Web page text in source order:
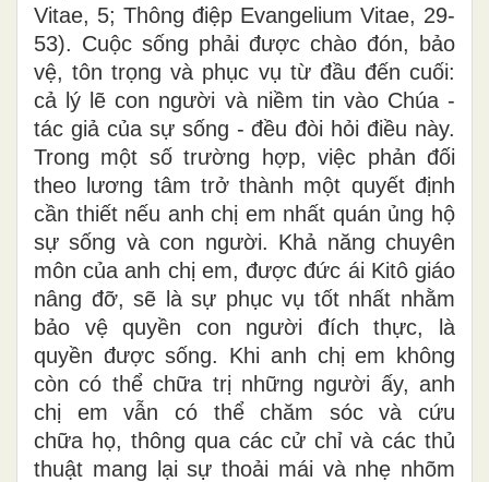
Vitae, 5; Thông điệp Evangelium Vitae, 29-
53). Cuộc sống phải được chào đón, bảo
vệ, tôn trọng và phục vụ từ đầu đến cuối:
cả lý lẽ con người và niềm tin vào Chúa -
tác giả của sự sống - đều đòi hỏi điều này.
Trong một số trường hợp, việc phản đối
theo lương tâm trở thành một quyết định
cần thiết nếu anh chị em nhất quán ủng hộ
sự sống và con người. Khả năng chuyên
môn của anh chị em, được đức ái Kitô giáo
nâng đỡ, sẽ là sự phục vụ tốt nhất nhằm
bảo vệ quyền con người đích thực, là
quyền được sống. Khi anh chị em không
còn có thể chữa trị những người ấy, anh
chị em vẫn có thể chăm sóc và cứu
chữa họ, thông qua các cử chỉ và các thủ
thuật mang lại sự thoải mái và nhẹ nhõm